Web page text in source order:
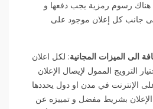
هناك رسوم رمزية يجب دفعها و
جانب كل إعلان موجود على
: لكل اعلان
الترويج الممول لإيصال الإعلان
الإنترنت في مدن او دول يحددها
بشريط مفضل و تمييزه عن